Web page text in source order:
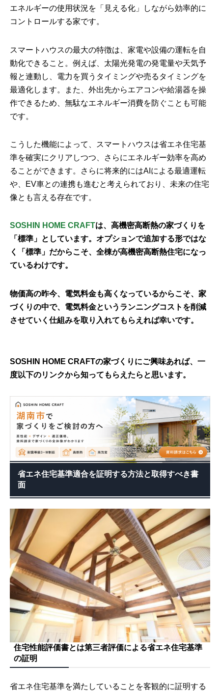
エネルギーの使用状況を「見える化」しながら効率的に
コントロールする家です。
スマートハウスの最大の特徴は、家電や設備の運転を自
動化できること。例えば、太陽光発電の発電量や天気予
報と連動し、電力を買うタイミングや売るタイミングを
最適化します。また、外出先からエアコンや給湯器を操
作できるため、無駄なエネルギー消費を防ぐことも可能
です。
こうした機能によって、スマートハウスは省エネ住宅基
準を確実にクリアしつつ、さらにエネルギー効率を高め
ることができます。さらに将来的にはAIによる最適運転
や、EV車との連携も進むと考えられており、未来の住宅
像とも言える存在です。
SOSHIN HOME CRAFTは、高機密高断熱の家づくりを
「標準」としています。オプションで追加する形ではな
く「標準」だからこそ、全棟が高機密高断熱住宅になっ
ているわけです。
物価高の昨今、電気料金も高くなっているからこそ、家
づくりの中で、電気料金というランニングコストを削減
させていく仕組みを取り入れてもらえれば幸いです。
SOSHIN HOME CRAFTの家づくりにご興味あれば、一
度以下のリンクから知ってもらえたらと思います。
省エネ住宅基準適合を証明する方法と取得すべき書
面
住宅性能評価書とは第三者評価による省エネ住宅基準
の証明
省エネ住宅基準を満たしていることを客観的に証明する